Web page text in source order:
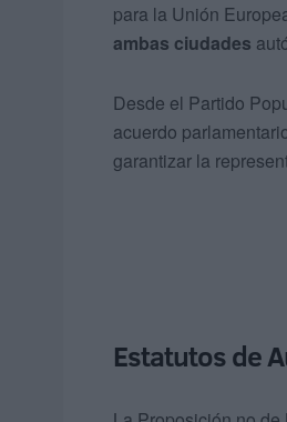
para la Unión
ambas ciudades
Desde el Partido
acuerdo
garantizar la
Estatutos de